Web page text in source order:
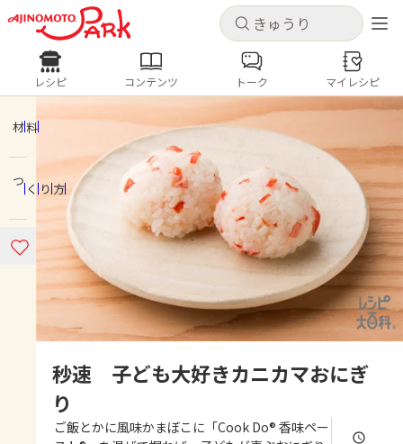
キャンセル
ログインするとレシピを保存できます
ログイン 新規登録
レシピ
キャンセル
レシピ コンテンツ
人気の食材・レシピ
なす トマト
とうもろこし
みょうが ゴーヤ
レシピ コンテンツ トーク マイレシピ
材料
つくり方
秒速 子ども大好きカニカマおにぎ
り
ご飯とかに風味かまぼこに「Cook Do® 香味ペー